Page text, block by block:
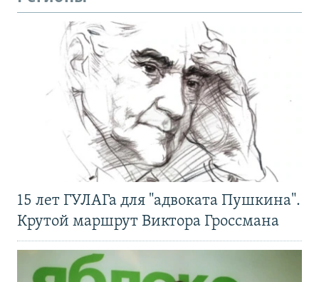
15 лет ГУЛАГа для "адвоката Пушкина".
Крутой маршрут Виктора Гроссмана